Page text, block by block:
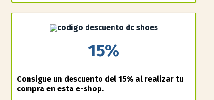
15%
Consigue un descuento del 15% al realizar tu
compra en esta e-shop.